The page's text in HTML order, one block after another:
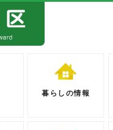
暮らしの情報